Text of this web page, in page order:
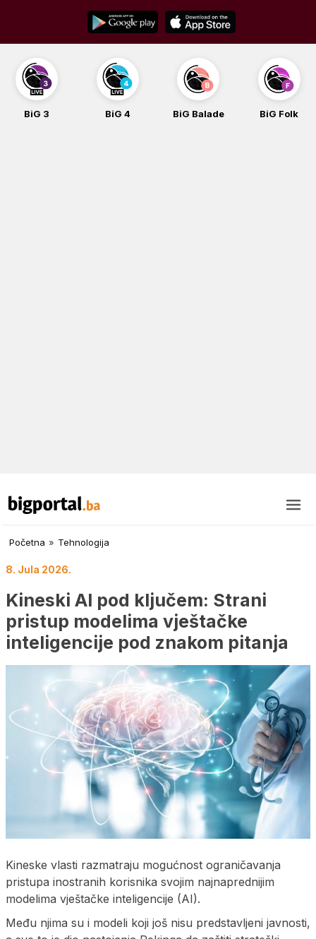
content
BiG 3 BiG 4 BiG Balade BiG Folk
Početna » Tehnologija
8. Jula 2026.
Kineski AI pod ključem: Strani
pristup modelima vještačke
inteligencije pod znakom pitanja
Kineske vlasti razmatraju mogućnost ograničavanja
pristupa inostranih korisnika svojim najnaprednijim
modelima vještačke inteligencije (AI).
Među njima su i modeli koji još nisu predstavljeni javnosti,